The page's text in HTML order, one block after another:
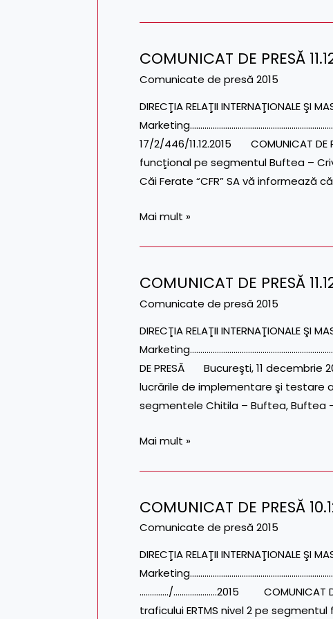
COMUNICAT DE PRESĂ
Comunicate de presă 2015
DIRECŢIA RELAŢII INTERNAŢIONALE ŞI
17/2/446/11.12.2015 COMUNICAT
funcţional pe segmentul Buftea –
Căi Ferate “CFR” SA vă informează
COMUNICAT
DE
11.12.2015
Mai mult »
COMUNICAT DE PRESĂ
Comunicate de presă 2015
DIRECŢIA RELAŢII INTERNAŢIONALE ŞI
DE PRESĂ Bucureşti, 11
lucrările de implementare şi testare
segmentele Chitila – Buftea, Buftea
COMUNICAT
DE
11.12.2015
Mai mult »
COMUNICAT DE PRESĂ
Comunicate de presă 2015
DIRECŢIA RELAŢII INTERNAŢIONALE ŞI
…………../…………………2015 COMUNICAT
traficului ERTMS nivel 2 pe
COMUNICAT
DE
10.12.2015